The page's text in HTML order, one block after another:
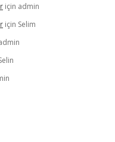
için admin
için Selim